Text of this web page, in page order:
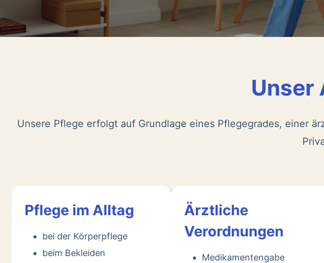
Unser
Unsere Pflege erfolgt auf Grundlage eines Pflegegrades, einer
Pflege im Alltag
bei der Körperpflege
beim Bekleiden
Ärztliche
Verordnungen
Medikamentengabe